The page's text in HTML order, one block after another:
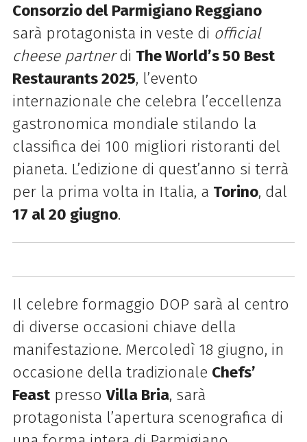
Consorzio del Parmigiano Reggiano
sarà protagonista in veste di official
cheese partnerdi The World’s 50 Best
Restaurants 2025, l’evento
internazionale che celebra l’eccellenza
gastronomica mondiale stilando la
classifica dei 100 migliori ristoranti del
pianeta. L’edizione di quest’anno si terrà
per la prima volta in Italia, a Torino, dal
17 al 20 giugno.
Il celebre formaggio DOP sarà al centro
di diverse occasioni chiave della
manifestazione. Mercoledì 18 giugno, in
occasione della tradizionale Chefs’
FeastpressoVilla Bria, sarà
protagonista l’apertura scenografica di